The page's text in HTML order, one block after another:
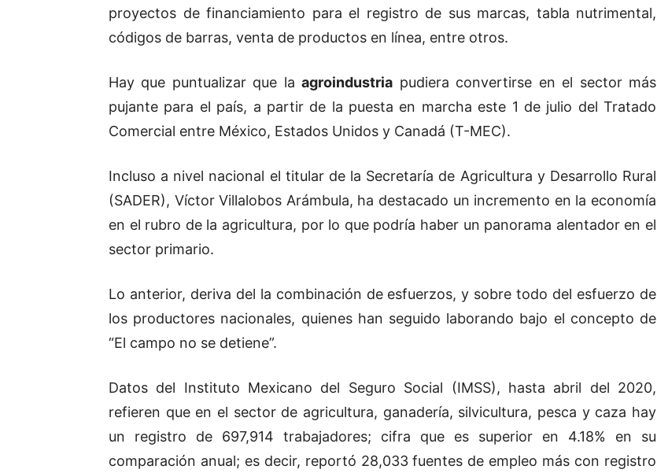
proyectos de financiamiento para el registro de sus marcas, tabla nutrimental,
códigos de barras, venta de productos en línea, entre otros.
Hay que puntualizar que laagroindustria pudiera convertirse en el sector más
pujante para el país, a partir de la puesta en marcha este 1 de julio del Tratado
Comercial entre México, Estados Unidos y Canadá (T-MEC).
Incluso a nivel nacional el titular de la Secretaría de Agricultura y Desarrollo Rural
(SADER), Víctor Villalobos Arámbula, ha destacado un incremento en la economía
en el rubro de la agricultura, por lo que podría haber un panorama alentador en el
sector primario.
Lo anterior, deriva del la combinación de esfuerzos, y sobre todo del esfuerzo de
los productores nacionales, quienes han seguido laborando bajo el concepto de
“El campo no se detiene”.
Datos del Instituto Mexicano del Seguro Social (IMSS), hasta abril del 2020,
refieren que en el sector de agricultura, ganadería, silvicultura, pesca y caza hay
un registro de 697,914 trabajadores; cifra que es superior en 4.18% en su
comparación anual; es decir, reportó 28,033 fuentes de empleo más con registro